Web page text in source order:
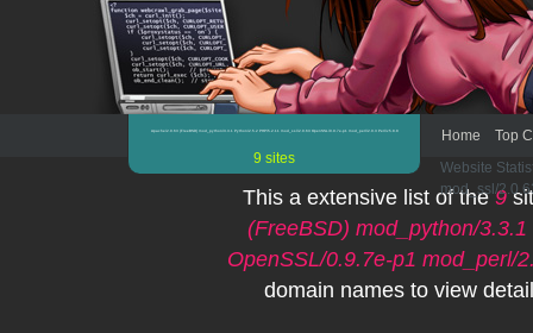
Home Top
Apache/2.0.63 (FreeBSD) mod_python/3.3.1 Python/2.5.2 PHP/5.2.11 mod_ssl/2.0.63 OpenSSL/0.9.7e-p1 mod_perl/2.0.3 Perl/v5.8.8
9 sites
Website
mod_ssl/
This a extensive list of the9
(FreeBSD) mod_python/
OpenSSL/0.9.7e-p1 mod_perl/
domain names to view